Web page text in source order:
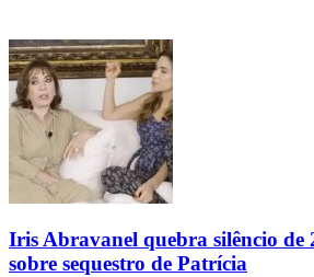
Iris Abravanel quebra silêncio de
sobre sequestro de Patrícia